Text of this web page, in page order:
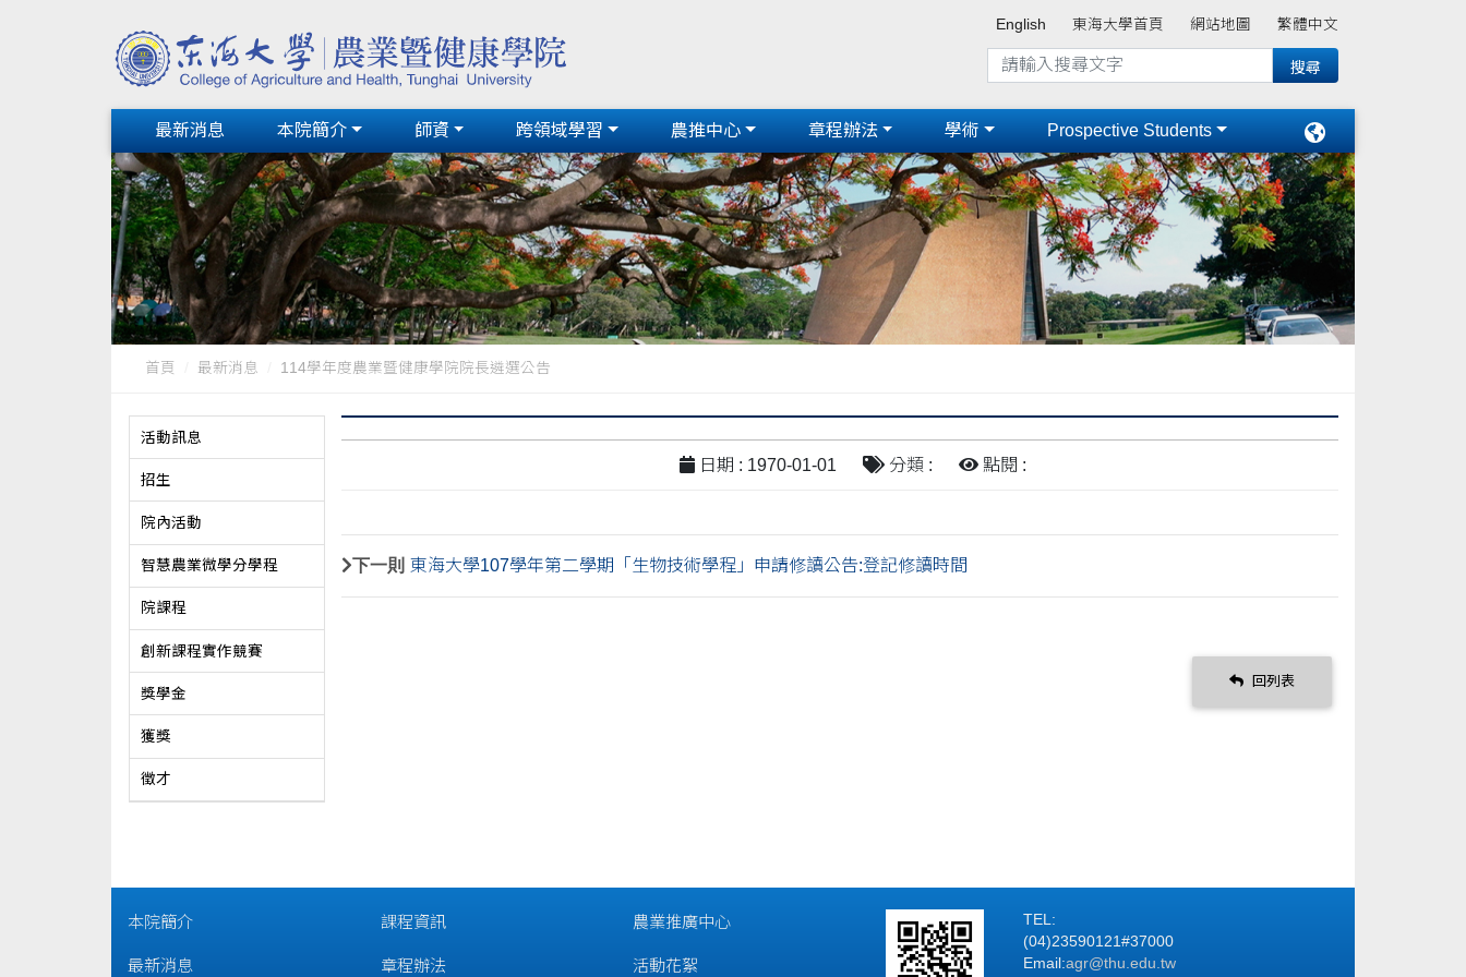
English 東海大學首頁 網站地圖 繁體中文
最新消息 本院簡介 師資 跨領域學習 農推中心 章程辦法 學術 Prospective Students
首頁 最新消息 114學年度農業暨健康學院院長遴選公告
活動訊息
招生
院內活動
智慧農業微學分學程
院課程
創新課程實作競賽
獎學金
獲獎
徵才
日期 : 1970-01-01 分類 : 點閱 :
下一則 東海大學107學年第二學期「生物技術學程」申請修讀公告:登記修讀時間
回列表
本院簡介
最新消息
課程資訊
章程辦法
農業推廣中心
活動花絮
TEL:
(04)23590121#37000
Email:agr@thu.edu.tw